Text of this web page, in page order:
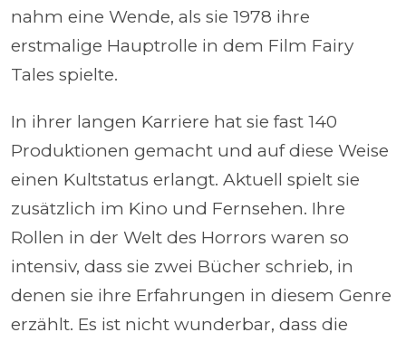
nahm eine Wende, als sie 1978 ihre
erstmalige Hauptrolle in dem Film Fairy
Tales spielte.
In ihrer langen Karriere hat sie fast 140
Produktionen gemacht und auf diese Weise
einen Kultstatus erlangt. Aktuell spielt sie
zusätzlich im Kino und Fernsehen. Ihre
Rollen in der Welt des Horrors waren so
intensiv, dass sie zwei Bücher schrieb, in
denen sie ihre Erfahrungen in diesem Genre
erzählt. Es ist nicht wunderbar, dass die